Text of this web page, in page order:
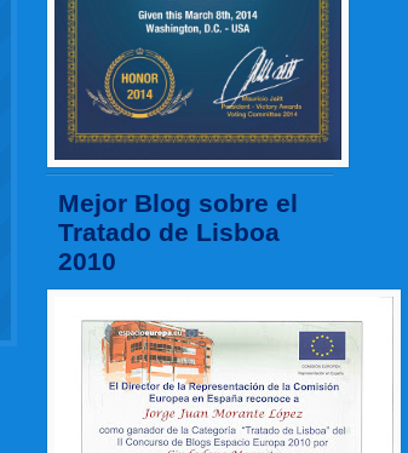
Mejor Blog sobre el
Tratado de Lisboa
2010